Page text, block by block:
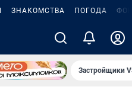
ЗНАКОМСТВА ПОГОДА
Застройщики